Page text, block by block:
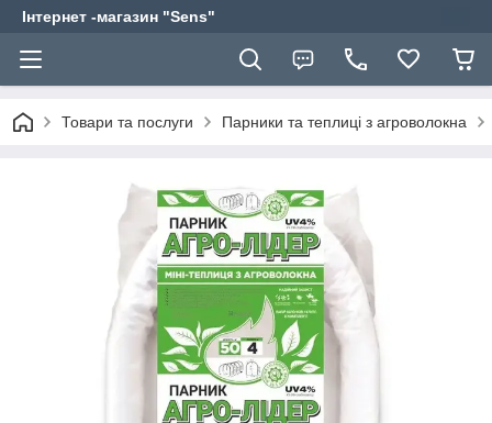
Інтернет -магазин "Sens"
Товари та послуги Парники та теплиці з агроволокна